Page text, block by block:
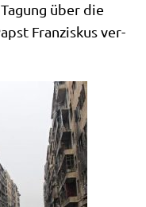
über die
Fran­zis­kus ver­